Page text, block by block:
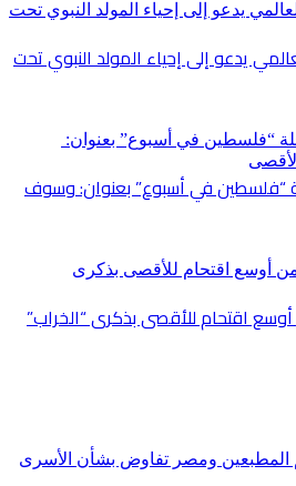
يدعو إلى إحياء المولد النبوي تحت
من مجلة “فلسطين في أسبوع” بعنوان: وسوف
اقتحام للأقصى بذكرى “الخراب”
المطبعين ومصر تفاوض بشأن الأسرى